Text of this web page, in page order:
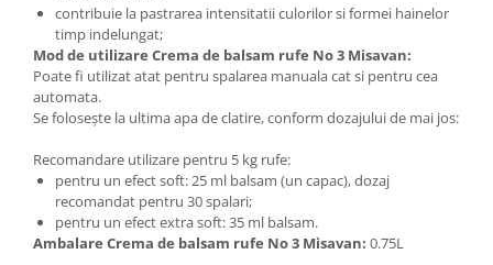
contribuie la pastrarea intensitatii culorilor si formei hainelor
timp indelungat;
Mod de utilizare Crema de balsam rufe No 3 Misavan:
Poate fi utilizat atat pentru spalarea manuala cat si pentru cea
automata.
Se folosește la ultima apa de clatire, conform dozajului de mai jos:
Recomandare utilizare pentru 5 kg rufe:
pentru un efect soft: 25 ml balsam (un capac), dozaj
recomandat pentru 30 spalari;
pentru un efect extra soft: 35 ml balsam.
Ambalare Crema de balsam rufe No 3 Misavan: 0.75L